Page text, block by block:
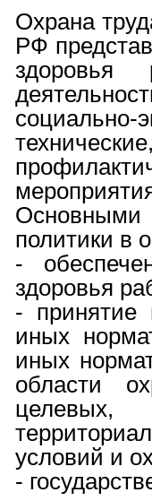
Охрана
РФ
здоровья
политики в
-
здоровья
- принятие
иных
иных
области
условий и
-